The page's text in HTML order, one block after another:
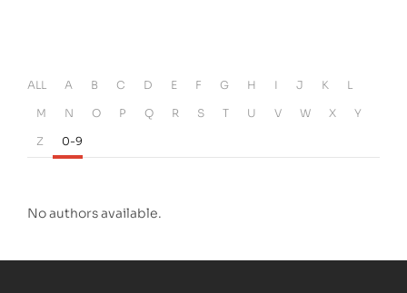
ALL A B C D E F G H I J K L
M N O P Q R S T U V W X Y
Z 0-9
No authors available.